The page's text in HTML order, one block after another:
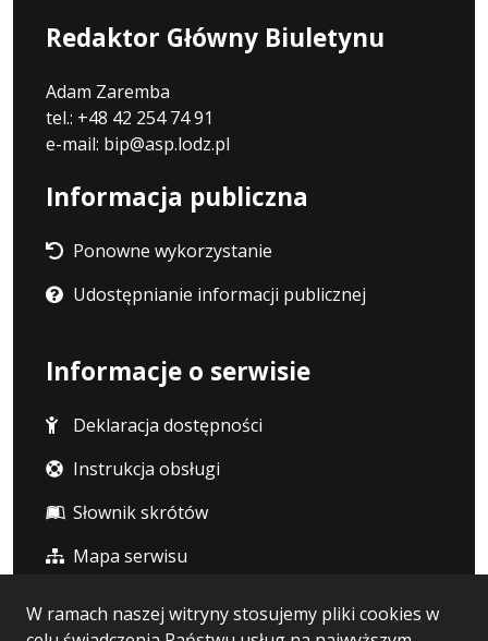
W ramach naszej witryny stosujemy pliki cookies w
Redaktor Główny Biuletynu
Adam Zaremba
tel.: +48 42 254 74 91
e-mail: bip@asp.lodz.pl
Informacja publiczna
Ponowne wykorzystanie
Udostępnianie informacji publicznej
Informacje o serwisie
Deklaracja dostępności
Instrukcja obsługi
Słownik skrótów
Mapa serwisu
Statystyka i dane osobowe